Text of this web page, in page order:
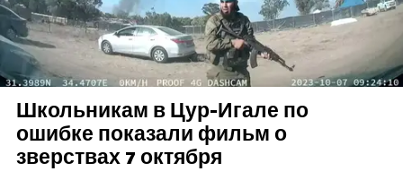
Школьникам в Цур-Игале по
ошибке показали фильм о
зверствах 7 октября